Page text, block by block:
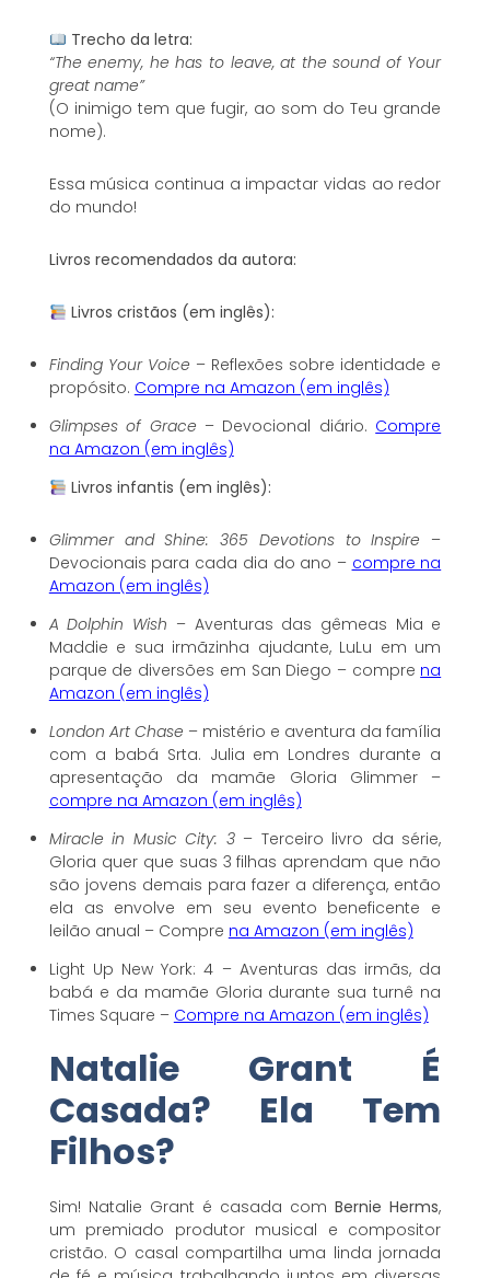
Trecho da letra:
“The enemy, he has to leave, at the sound of Your
great name”
(O inimigo tem que fugir, ao som do Teu grande
nome).
Essa música continua a impactar vidas ao redor
do mundo!
Livros recomendados da autora:
Livros cristãos (em inglês):
Finding Your Voice – Reflexões sobre identidade e
propósito. Compre na Amazon (em inglês)
Glimpses of Grace – Devocional diário. Compre
na Amazon (em inglês)
Livros infantis (em inglês):
Glimmer and Shine: 365 Devotions to Inspire –
Devocionais para cada dia do ano – compre na
Amazon (em inglês)
A Dolphin Wish – Aventuras das gêmeas Mia e
Maddie e sua irmãzinha ajudante, LuLu em um
parque de diversões em San Diego – compre na
Amazon (em inglês)
London Art Chase – mistério e aventura da família
com a babá Srta. Julia em Londres durante a
apresentação da mamãe Gloria Glimmer –
compre na Amazon (em inglês)
Miracle in Music City: 3– Terceiro livro da série,
Gloria quer que suas 3 filhas aprendam que não
são jovens demais para fazer a diferença, então
ela as envolve em seu evento beneficente e
leilão anual – Compre na Amazon (em inglês)
Light Up New York: 4 – Aventuras das irmãs, da
babá e da mamãe Gloria durante sua turnê na
Times Square – Compre na Amazon (em inglês)
Natalie Grant É
Casada? Ela Tem
Filhos?
Sim! Natalie Grant é casada comBernie Herms,
um premiado produtor musical e compositor
cristão. O casal compartilha uma linda jornada